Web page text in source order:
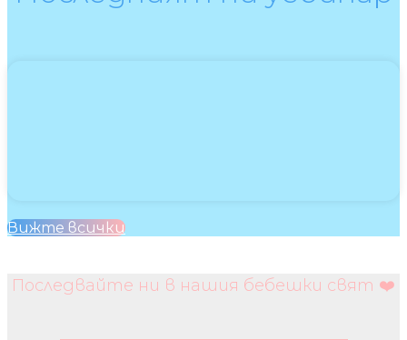
Вижте всички
Последвайте ни в нашия бебешки свят ❤️